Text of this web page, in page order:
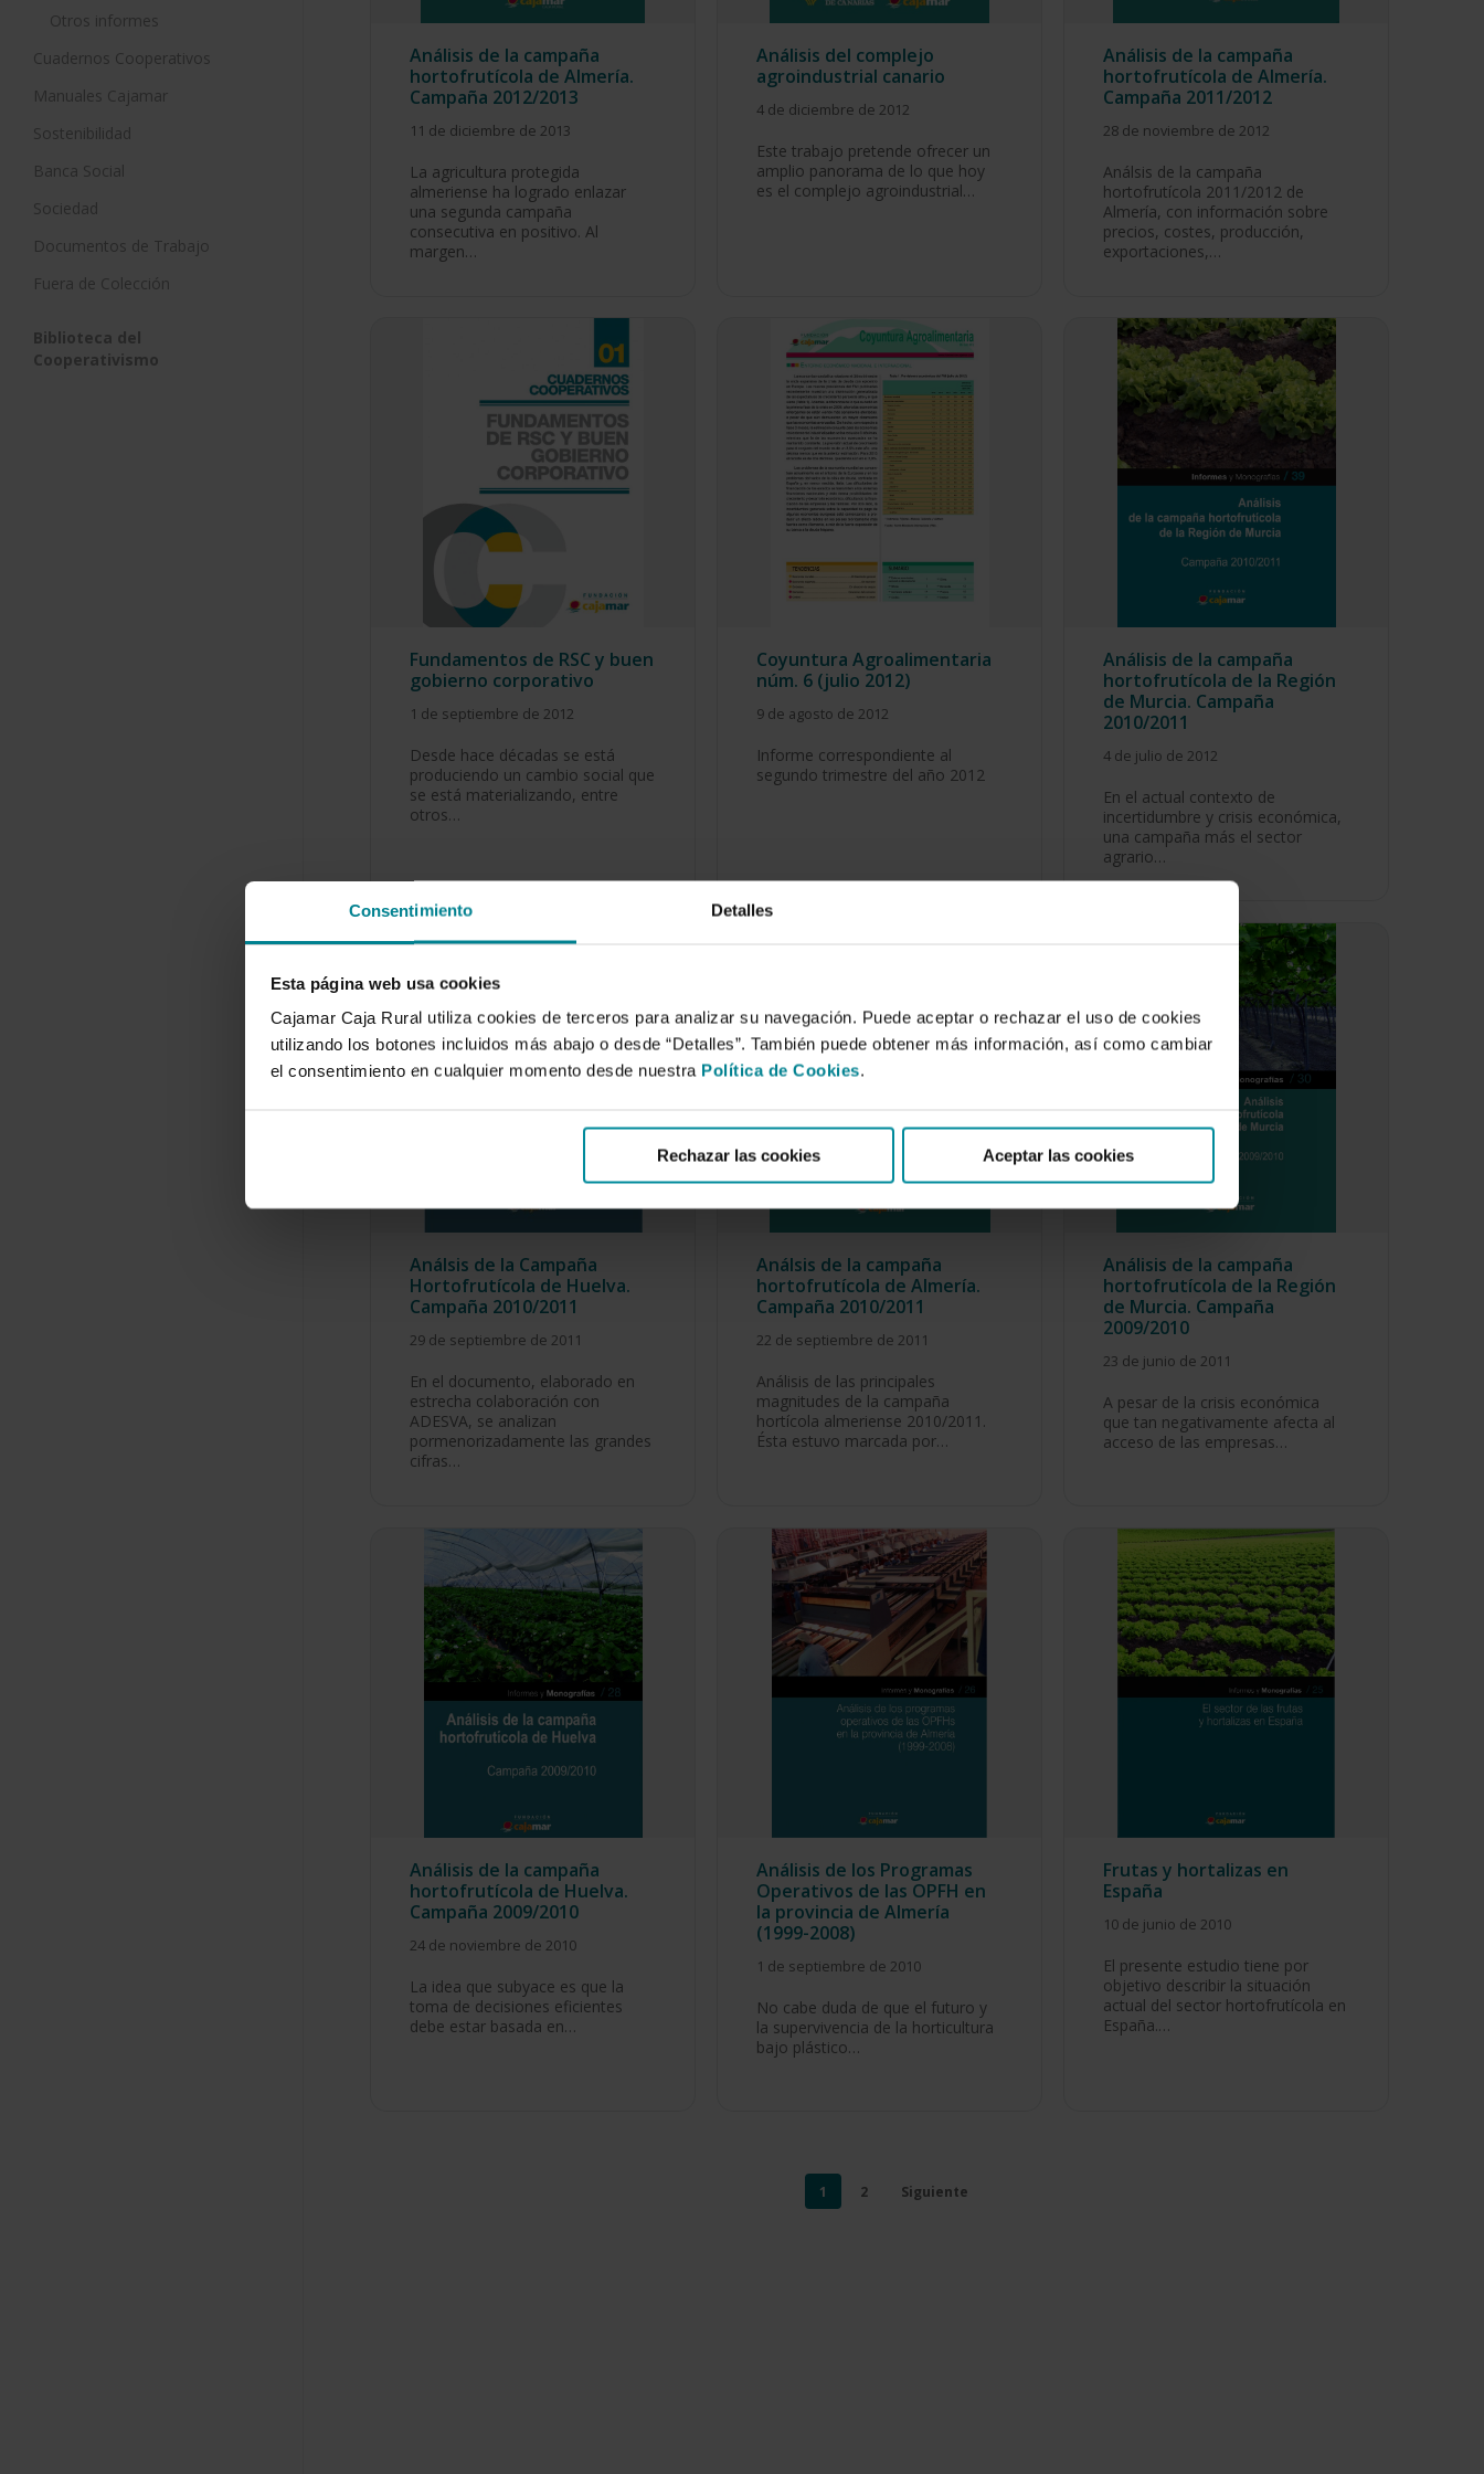
Consentimiento Detalles
Esta página web usa cookies
Cajamar Caja Rural utiliza cookies de terceros para analizar su navegación. Puede aceptar o rechazar el uso de cookies
utilizando los botones incluidos más abajo o desde “Detalles”. También puede obtener más información, así como cambiar
el consentimiento en cualquier momento desde nuestra Política de Cookies.
Rechazar las cookies Aceptar las cookies
Otros informes
Cuadernos Cooperativos
Manuales Cajamar
Sostenibilidad
Banca Social
Sociedad
Documentos de Trabajo
Fuera de Colección
Biblioteca del
Cooperativismo
Análisis de la campaña
hortofrutícola de Almería.
Campaña 2012/2013
11 de diciembre de 2013
La agricultura protegida
almeriense ha logrado enlazar
una segunda campaña
consecutiva en positivo. Al
margen…
Análisis del complejo
agroindustrial canario
4 de diciembre de 2012
Este trabajo pretende ofrecer un
amplio panorama de lo que hoy
es el complejo agroindustrial…
Análisis de la campaña
hortofrutícola de Almería.
Campaña 2011/2012
28 de noviembre de 2012
Análsis de la campaña
hortofrutícola 2011/2012 de
Almería, con información sobre
precios, costes, producción,
exportaciones,…
Fundamentos de RSC y buen
gobierno corporativo
1 de septiembre de 2012
Desde hace décadas se está
produciendo un cambio social que
se está materializando, entre
otros…
Coyuntura Agroalimentaria
núm. 6 (julio 2012)
9 de agosto de 2012
Informe correspondiente al
segundo trimestre del año 2012
Análisis de la campaña
hortofrutícola de la Región
de Murcia. Campaña
2010/2011
4 de julio de 2012
En el actual contexto de
incertidumbre y crisis económica,
una campaña más el sector
agrario…
Análsis de la Campaña
Hortofrutícola de Huelva.
Campaña 2010/2011
29 de septiembre de 2011
En el documento, elaborado en
estrecha colaboración con
ADESVA, se analizan
pormenorizadamente las grandes
cifras…
Análsis de la campaña
hortofrutícola de Almería.
Campaña 2010/2011
22 de septiembre de 2011
Análisis de las principales
magnitudes de la campaña
hortícola almeriense 2010/2011.
Ésta estuvo marcada por…
Análisis de la campaña
hortofrutícola de la Región
de Murcia. Campaña
2009/2010
23 de junio de 2011
A pesar de la crisis económica
que tan negativamente afecta al
acceso de las empresas…
Análisis de la campaña
hortofrutícola de Huelva.
Campaña 2009/2010
24 de noviembre de 2010
La idea que subyace es que la
toma de decisiones eficientes
debe estar basada en…
Análisis de los Programas
Operativos de las OPFH en
la provincia de Almería
(1999-2008)
1 de septiembre de 2010
No cabe duda de que el futuro y
la supervivencia de la horticultura
bajo plástico…
Frutas y hortalizas en
España
10 de junio de 2010
El presente estudio tiene por
objetivo describir la situación
actual del sector hortofrutícola en
España.…
1 2 Siguiente